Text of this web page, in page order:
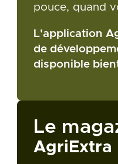
pouce, quand
L'application
de
disponible
Le
AgriExtra